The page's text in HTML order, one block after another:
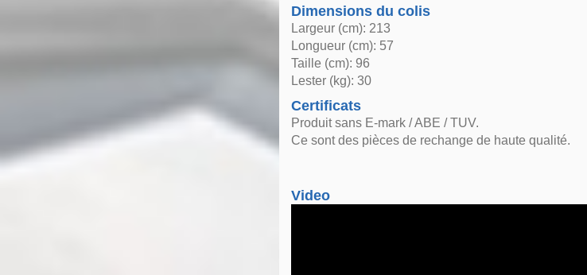
Dimensions du colis
Largeur (cm): 213
Longueur (cm): 57
Taille (cm): 96
Lester (kg): 30
Certificats
Produit sans E-mark / ABE / TUV.
Ce sont des pièces de rechange de haute qualité.
Video